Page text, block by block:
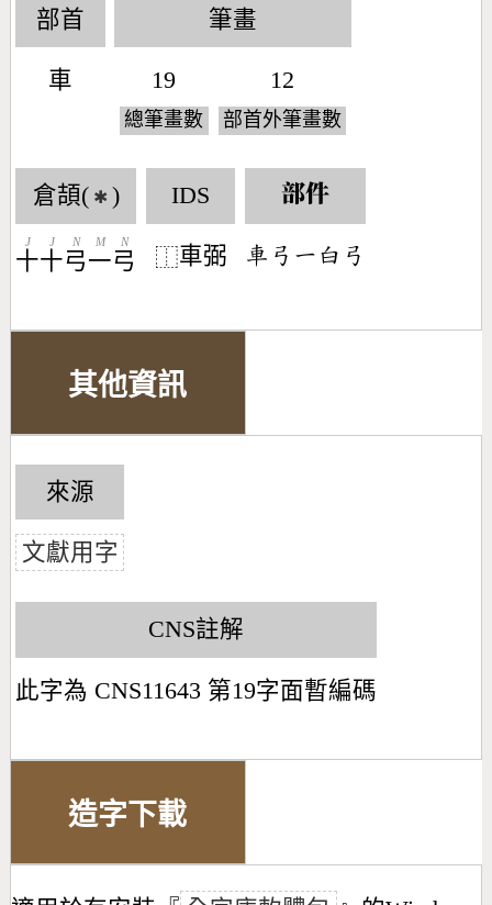
部首
車
筆畫
19
總筆畫數
12
部首外筆畫數
倉頡( ✱ )
十
J
十
J
弓
N
一
M
弓
N
IDS
⿰車弼
部件
󶆢󶂔󶀀󶅊󶂔
其他資訊
來源
文獻用字
CNS註解
此字為 CNS11643 第19字面暫編碼
造字下載